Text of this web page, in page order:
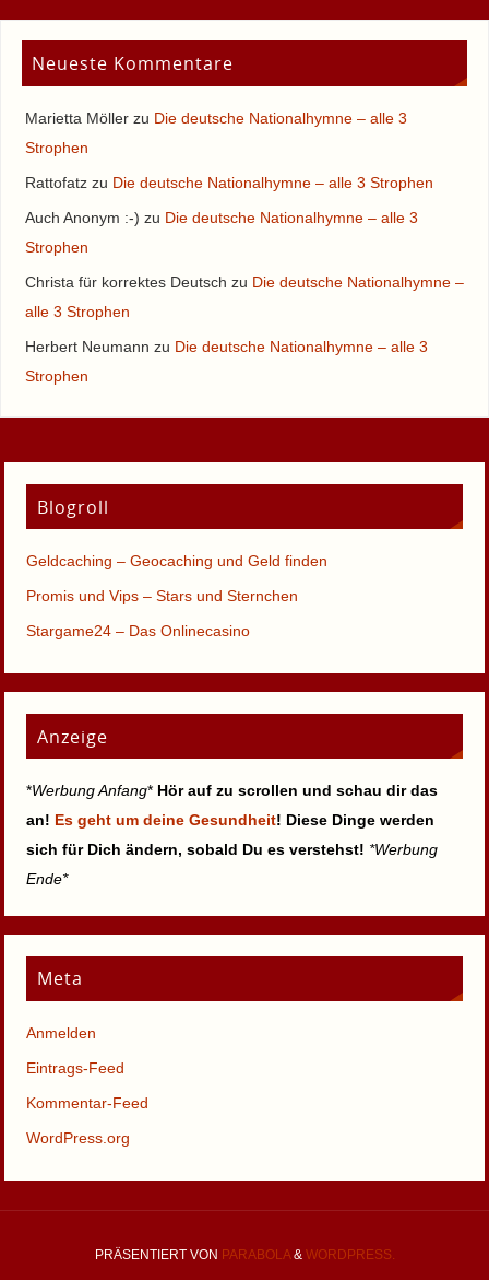
Neueste Kommentare
Marietta Möllerzu Die deutsche Nationalhymne – alle 3
Strophen
Rattofatzzu Die deutsche Nationalhymne – alle 3 Strophen
Auch Anonym :-) zu Die deutsche Nationalhymne – alle 3
Strophen
Christa für korrektes Deutsch zu Die deutsche Nationalhymne –
alle 3 Strophen
Herbert Neumann zu Die deutsche Nationalhymne – alle 3
Strophen
Blogroll
Geldcaching – Geocaching und Geld finden
Promis und Vips – Stars und Sternchen
Stargame24 – Das Onlinecasino
Anzeige
*Werbung Anfang* Hör auf zu scrollen und schau dir das
an! Es geht um deine Gesundheit! Diese Dinge werden
sich für Dich ändern, sobald Du es verstehst! *Werbung
Ende*
Meta
Anmelden
Eintrags-Feed
Kommentar-Feed
WordPress.org
PRÄSENTIERT VON PARABOLA& WORDPRESS.